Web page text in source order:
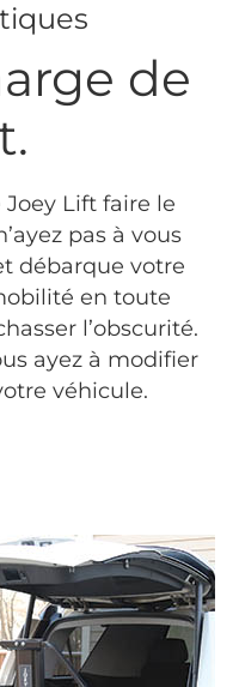
de
Joey Lift faire le
pas à vous
débarque votre
en toute
l’obscurité.
ayez à modifier
véhicule.